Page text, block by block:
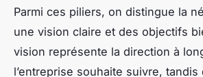
Parmi ces piliers, on distingue la
une vision claire et des objectifs
vision représente la direction à
l’entreprise souhaite suivre,